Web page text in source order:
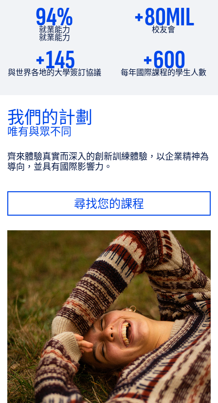
94%
就業能力
就業能力
+80MIL
校友會
+145
與世界各地的大學簽訂協議 +600
每年國際課程的學生人數
我們的計劃
唯有與眾不同
齊來體驗真實而深入的創新訓練體驗，以企業精神為
導向，並具有國際影響力。
尋找您的課程